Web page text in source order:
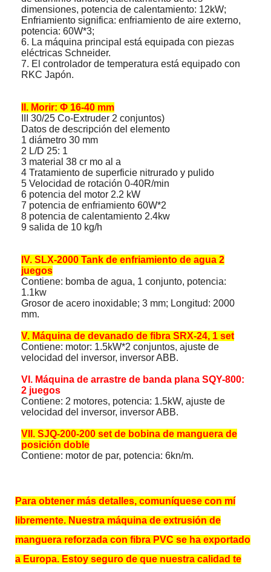
dimensiones, potencia de calentamiento: 12kW;
Enfriamiento significa: enfriamiento de aire externo,
potencia: 60W*3;
6. La máquina principal está equipada con piezas
eléctricas Schneider.
7. El controlador de temperatura está equipado con
RKC Japón.
II. Morir: Φ 16-40 mm
III 30/25 Co-Extruder 2 conjuntos)
Datos de descripción del elemento
1 diámetro 30 mm
2 L/D 25: 1
3 material 38 cr mo al a
4 Tratamiento de superficie nitrurado y pulido
5 Velocidad de rotación 0-40R/min
6 potencia del motor 2.2 kW
7 potencia de enfriamiento 60W*2
8 potencia de calentamiento 2.4kw
9 salida de 10 kg/h
IV. SLX-2000 Tank de enfriamiento de agua 2
juegos
Contiene: bomba de agua, 1 conjunto, potencia:
1.1kw
Grosor de acero inoxidable; 3 mm; Longitud: 2000
mm.
V. Máquina de devanado de fibra SRX-24, 1 set
Contiene: motor: 1.5kW*2 conjuntos, ajuste de
velocidad del inversor, inversor ABB.
VI. Máquina de arrastre de banda plana SQY-800:
2 juegos
Contiene: 2 motores, potencia: 1.5kW, ajuste de
velocidad del inversor, inversor ABB.
VII. SJQ-200-200 set de bobina de manguera de
posición doble
Contiene: motor de par, potencia: 6kn/m.
Para obtener más detalles, comuníquese con mí
libremente. Nuestra máquina de extrusión de
manguera reforzada con fibra PVC se ha exportado
a Europa. Estoy seguro de que nuestra calidad te